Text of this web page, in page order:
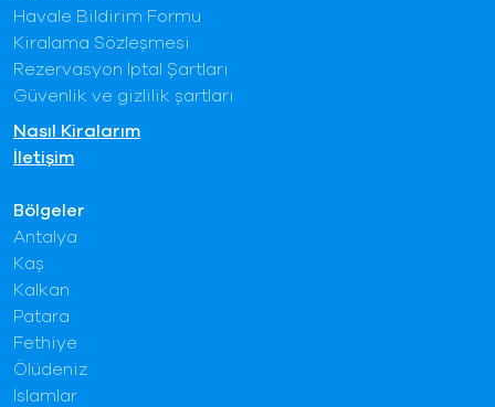
Bölgeler
Antalya
Kaş
Kalkan
Patara
Fethiye
Ölüdeniz
İslamlar
Havale Bildirim Formu
Kiralama Sözleşmesi
Rezervasyon İptal Şartları
Güvenlik ve gizlilik şartları
Nasıl Kiralarım
İletişim